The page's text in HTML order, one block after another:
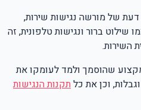
של מורשה נגישות שירות,
שילוט ברור ונגישות טלפונית, זה
השירות.
שהוסמך ולמד לעומקו את
וכן את כלתקנות הנגישות